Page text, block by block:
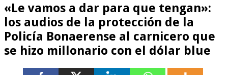
«Le vamos a dar para que tengan»:
los audios de la protección de la
Policía Bonaerense al carnicero que
se hizo millonario con el dólar blue